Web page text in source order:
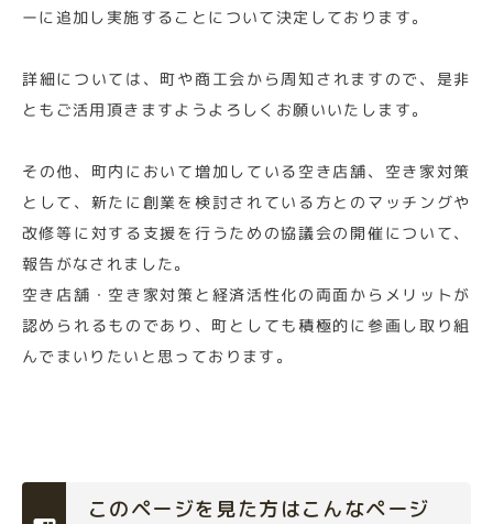
ーに追加し実施することについて決定しております。
詳細については、町や商工会から周知されますので、是非
ともご活用頂きますようよろしくお願いいたします。
その他、町内において増加している空き店舗、空き家対策
として、新たに創業を検討されている方とのマッチングや
改修等に対する支援を行うための協議会の開催について、
報告がなされました。
空き店舗・空き家対策と経済活性化の両面からメリットが
認められるものであり、町としても積極的に参画し取り組
んでまいりたいと思っております。
このページを見た方はこんなページ